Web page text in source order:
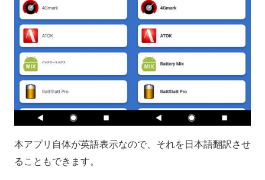
本アプリ自体が英語表示なので、それを日本語翻訳させ
ることもできます。